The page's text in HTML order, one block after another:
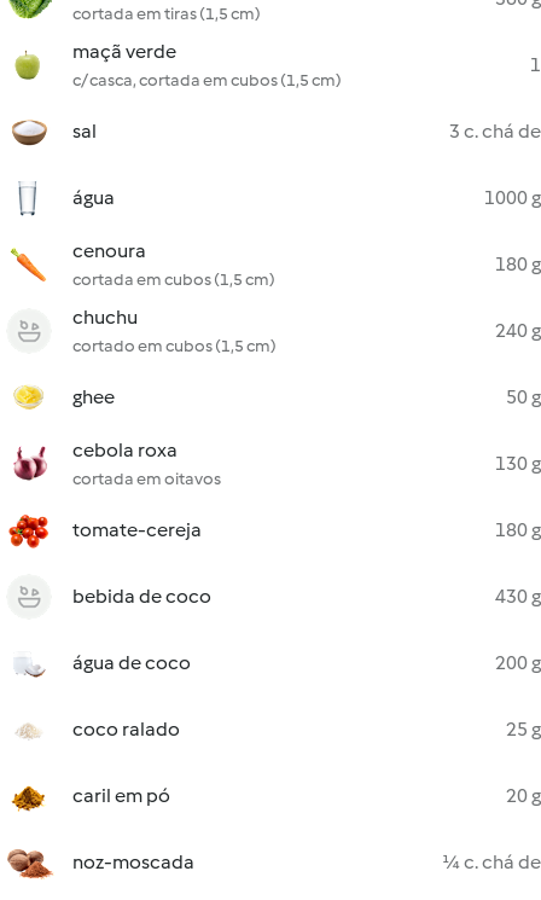
cortada em tiras (1,5 cm)
maçã verde
c/ casca, cortada em cubos (1,5 cm)
1
sal 3 c. chá de
água 1000 g
cenoura
cortada em cubos (1,5 cm)
180 g
chuchu
cortado em cubos (1,5 cm)
240 g
ghee 50 g
cebola roxa
cortada em oitavos
130 g
tomate-cereja 180 g
bebida de coco 430 g
água de coco 200 g
coco ralado 25 g
caril em pó 20 g
noz-moscada ¼ c. chá de